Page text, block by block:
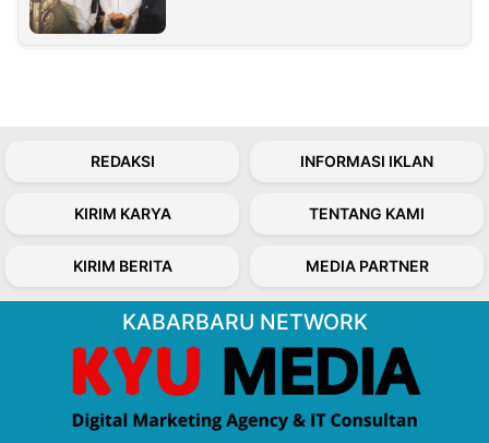
REDAKSI INFORMASI IKLAN
KIRIM KARYA TENTANG KAMI
KIRIM BERITA MEDIA PARTNER
KABARBARU NETWORK